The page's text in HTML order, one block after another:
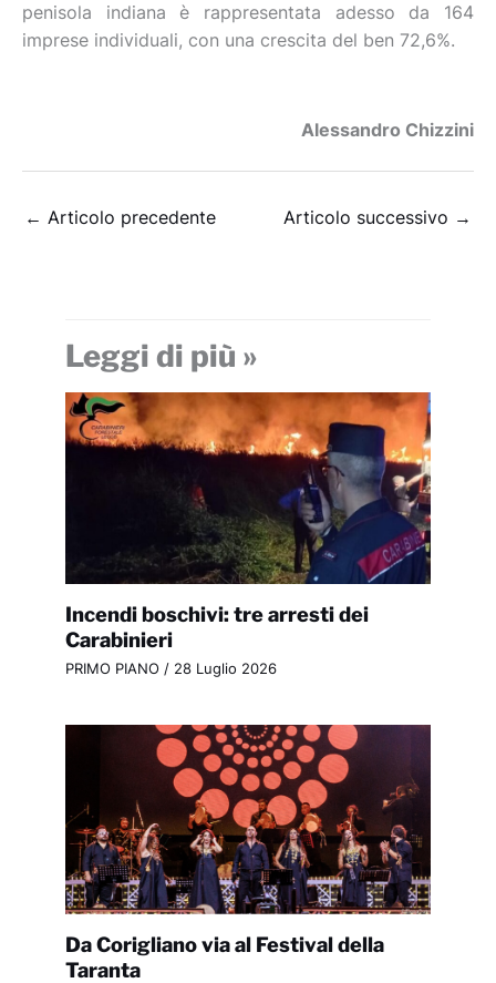
penisola indiana è rappresentata adesso da 164
imprese individuali, con una crescita del ben 72,6%.
Alessandro Chizzini
← Articolo precedente Articolo successivo →
Leggi di più »
Incendi boschivi: tre arresti dei
Carabinieri
PRIMO PIANO / 28 Luglio 2026
Da Corigliano via al Festival della
Taranta